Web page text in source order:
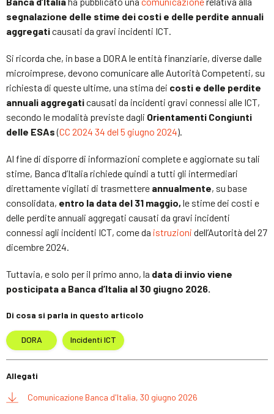
segnalazione delle stime dei costi e delle perdite annuali
aggregaticausati da gravi incidenti ICT.
Si ricorda che, in base a DORA le entità finanziarie, diverse dalle
microimprese, devono comunicare alle Autorità Competenti, su
richiesta di queste ultime, una stima dei costi e delle perdite
annuali aggregaticausati da incidenti gravi connessi alle ICT,
secondo le modalità previste dagli Orientamenti Congiunti
delle ESAs(CC 2024 34 del 5 giugno 2024).
Al fine di disporre di informazioni complete e aggiornate su tali
stime, Banca d’Italia richiede quindi a tutti gli intermediari
direttamente vigilati di trasmettere annualmente, su base
consolidata, entro la data del 31 maggio, le stime dei costi e
delle perdite annuali aggregati causati da gravi incidenti
connessi agli incidenti ICT, come da istruzioni dell’Autorità del 27
dicembre 2024.
Tuttavia, e solo per il primo anno, la data di invio viene
posticipata a Banca d’Italia al 30 giugno 2026.
Di cosa si parla in questo articolo
DORA Incidenti ICT
Allegati
Comunicazione Banca d'Italia, 30 giugno 2026